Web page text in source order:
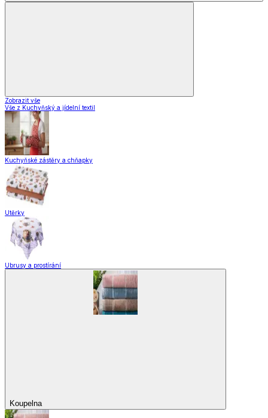
Zobrazit vše
Vše z Kuchyňský a jídelní textil
Kuchyňské zástěry a chňapky
Utěrky
Ubrusy a prostírání
Koupelna